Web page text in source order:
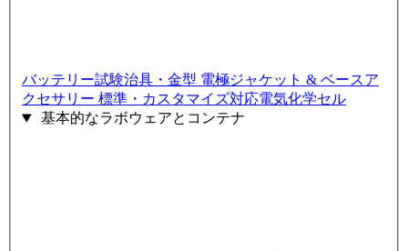
バッテリー試験治具・金型 電極ジャケット & ベースア
クセサリー 標準・カスタマイズ対応電気化学セル
基本的なラボウェアとコンテナ